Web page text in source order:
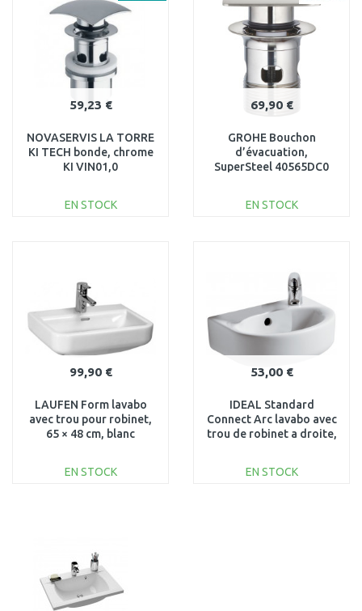
59,23 €
NOVASERVIS LA TORRE
KI TECH bonde, chrome
KI VIN01,0
EN STOCK
69,90 €
GROHE Bouchon
d’évacuation,
SuperSteel 40565DC0
EN STOCK
Au comparatif
99,90 €
LAUFEN Form lavabo
avec trou pour robinet,
65 × 48 cm, blanc
EN STOCK
53,00 €
IDEAL Standard
Connect Arc lavabo avec
trou de robinet a droite,
EN STOCK